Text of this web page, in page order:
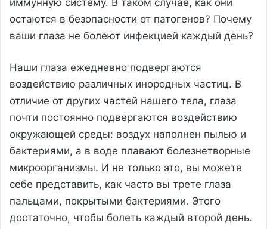
остаются в безопасности от патогенов? Почему
ваши глаза не болеют инфекцией каждый день?
Наши глаза ежедневно подвергаются
воздействию различных инородных частиц. В
отличие от других частей нашего тела, глаза
почти постоянно подвергаются воздействию
окружающей среды: воздух наполнен пылью и
бактериями, а в воде плавают болезнетворные
микроорганизмы. И не только это, вы можете
себе представить, как часто вы трете глаза
пальцами, покрытыми бактериями. Этого
достаточно, чтобы болеть каждый второй день.